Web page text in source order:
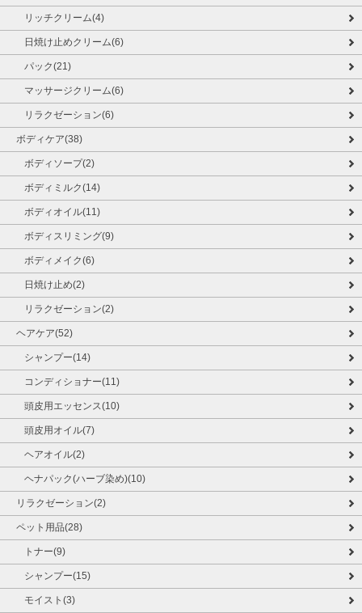
リッチクリーム(4)
日焼け止めクリーム(6)
パック(21)
マッサージクリーム(6)
リラクゼーション(6)
ボディケア(38)
ボディソープ(2)
ボディミルク(14)
ボディオイル(11)
ボディスリミング(9)
ボディメイク(6)
日焼け止め(2)
リラクゼーション(2)
ヘアケア(52)
シャンプー(14)
コンディショナー(11)
頭皮用エッセンス(10)
頭皮用オイル(7)
ヘアオイル(2)
ヘナパック(ハーブ染め)(10)
リラクゼーション(2)
ペット用品(28)
トナー(9)
シャンプー(15)
モイスト(3)